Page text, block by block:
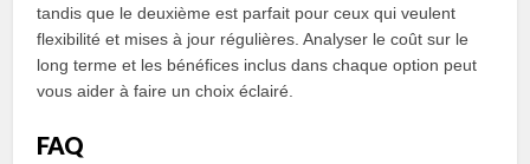
tandis que le deuxième est parfait pour ceux qui veulent
flexibilité et mises à jour régulières. Analyser le coût sur le
long terme et les bénéfices inclus dans chaque option peut
vous aider à faire un choix éclairé.
FAQ